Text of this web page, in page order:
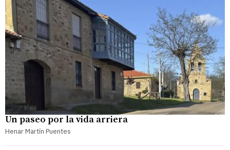
Un paseo por la vida arriera
Henar Martín Puentes